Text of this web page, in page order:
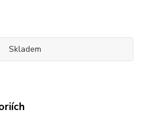
Skladem